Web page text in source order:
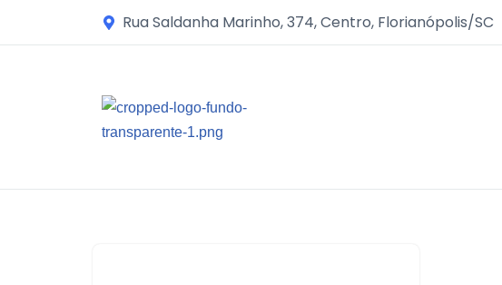
Avançar
Rua Saldanha Marinho, 374, Centro, Florianópolis/SC